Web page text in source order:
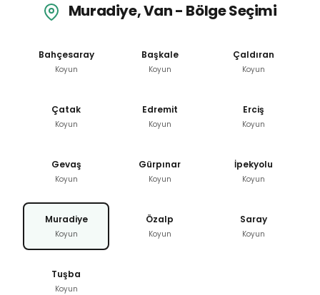
Muradiye, Van - Bölge Seçimi
Bahçesaray
Koyun
Başkale
Koyun
Çaldıran
Koyun
Çatak
Koyun
Edremit
Koyun
Erciş
Koyun
Gevaş
Koyun
Gürpınar
Koyun
İpekyolu
Koyun
Muradiye
Koyun
Özalp
Koyun
Saray
Koyun
Tuşba
Koyun